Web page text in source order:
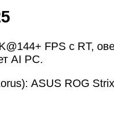
FPS с RT,
AI PC.
ASUS ROG